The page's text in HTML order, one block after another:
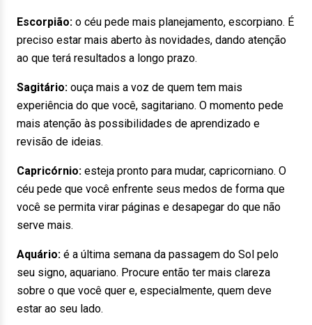
Escorpião: o céu pede mais planejamento, escorpiano. É
preciso estar mais aberto às novidades, dando atenção
ao que terá resultados a longo prazo.
Sagitário: ouça mais a voz de quem tem mais
experiência do que você, sagitariano. O momento pede
mais atenção às possibilidades de aprendizado e
revisão de ideias.
Capricórnio: esteja pronto para mudar, capricorniano. O
céu pede que você enfrente seus medos de forma que
você se permita virar páginas e desapegar do que não
serve mais.
Aquário: é a última semana da passagem do Sol pelo
seu signo, aquariano. Procure então ter mais clareza
sobre o que você quer e, especialmente, quem deve
estar ao seu lado.